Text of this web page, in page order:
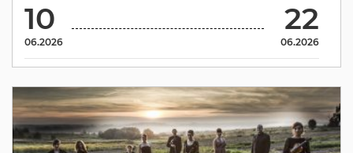
10
06.2026
22
06.2026